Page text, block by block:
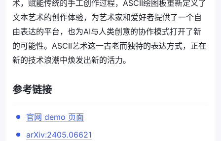
术，赋能传统的手工创作过程，ASCII绘图板重新定义了
文本艺术的创作体验，为艺术家和爱好者提供了一个自
由表达的平台，也为AI与人类创意的协作模式打开了新
的可能性。ASCII艺术这一古老而独特的表达方式，正在
新的技术浪潮中焕发出新的活力。
参考链接
官网 demo 页面
arXiv:2405.06621